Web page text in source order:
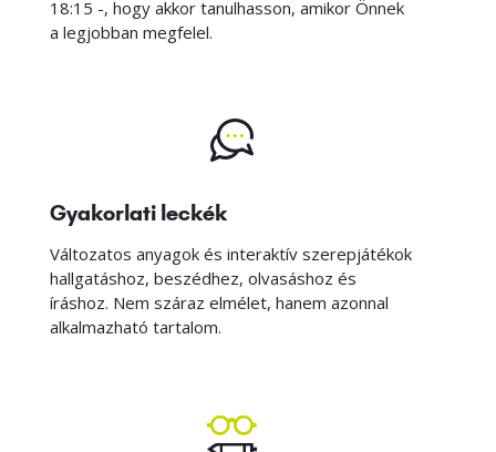
18:15 -, hogy akkor tanulhasson, amikor Önnek
a legjobban megfelel.
Gyakorlati leckék
Változatos anyagok és interaktív szerepjátékok
hallgatáshoz, beszédhez, olvasáshoz és
íráshoz. Nem száraz elmélet, hanem azonnal
alkalmazható tartalom.